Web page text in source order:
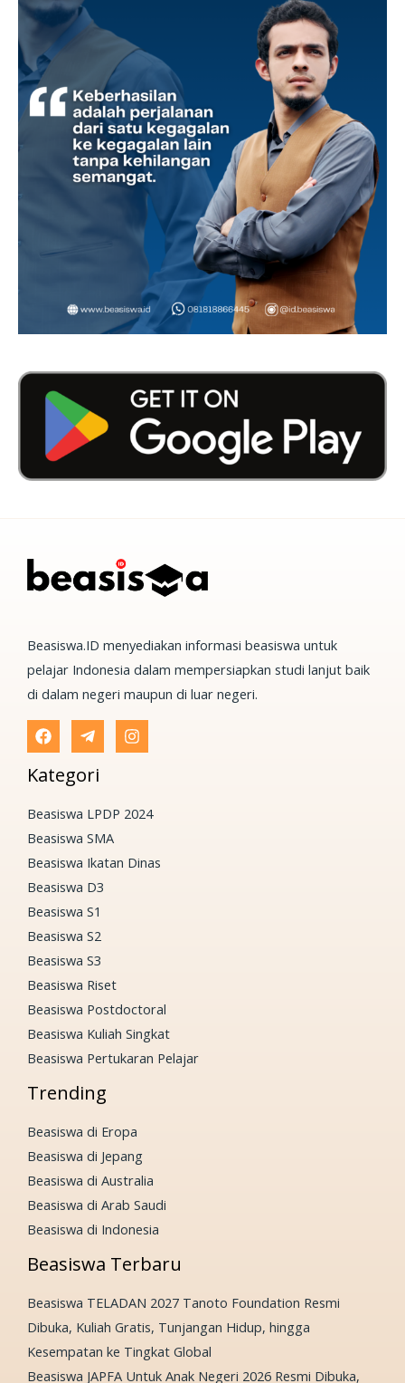
Beasiswa.ID menyediakan informasi beasiswa untuk
pelajar Indonesia dalam mempersiapkan studi lanjut baik
di dalam negeri maupun di luar negeri.
Kategori
Beasiswa LPDP 2024
Beasiswa SMA
Beasiswa Ikatan Dinas
Beasiswa D3
Beasiswa S1
Beasiswa S2
Beasiswa S3
Beasiswa Riset
Beasiswa Postdoctoral
Beasiswa Kuliah Singkat
Beasiswa Pertukaran Pelajar
Trending
Beasiswa di Eropa
Beasiswa di Jepang
Beasiswa di Australia
Beasiswa di Arab Saudi
Beasiswa di Indonesia
Beasiswa Terbaru
Beasiswa TELADAN 2027 Tanoto Foundation Resmi
Dibuka, Kuliah Gratis, Tunjangan Hidup, hingga
Kesempatan ke Tingkat Global
Beasiswa JAPFA Untuk Anak Negeri 2026 Resmi Dibuka,